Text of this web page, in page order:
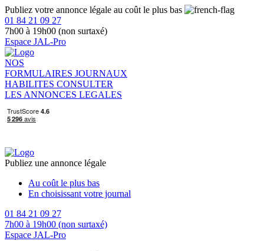
Publiez votre annonce légale au coût le plus bas
01 84 21 09 27
7h00 à 19h00 (non surtaxé)
Espace JAL-Pro
NOS
FORMULAIRES JOURNAUX
HABILITES CONSULTER
LES ANNONCES LEGALES
Publiez une annonce légale
Au coût le plus bas
En choisissant votre journal
01 84 21 09 27
7h00 à 19h00 (non surtaxé)
Espace JAL-Pro